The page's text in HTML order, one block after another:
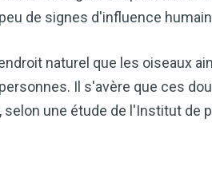
de signes d'influence
naturel que les oiseaux
Il s'avère que ces
une étude de l'Institut de